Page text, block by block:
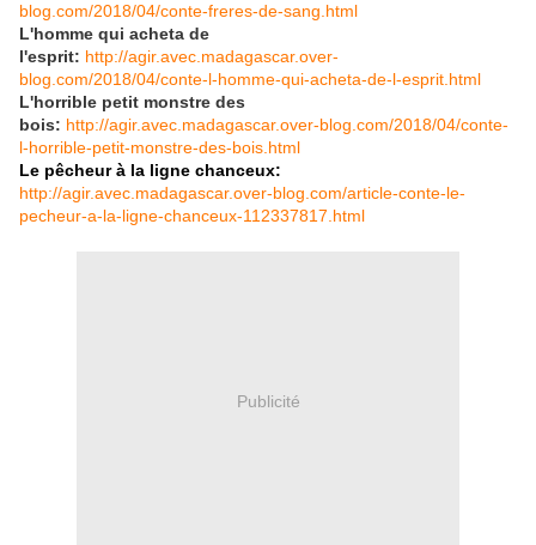
blog.com/2018/04/conte-freres-de-sang.html
L'homme qui acheta de
l'esprit: http://agir.avec.madagascar.over-
blog.com/2018/04/conte-l-homme-qui-acheta-de-l-esprit.html
L'horrible petit monstre des
bois: http://agir.avec.madagascar.over-blog.com/2018/04/conte-
l-horrible-petit-monstre-des-bois.html
Le pêcheur à la ligne chanceux:
http://agir.avec.madagascar.over-blog.com/article-conte-le-
pecheur-a-la-ligne-chanceux-112337817.html
Publicité